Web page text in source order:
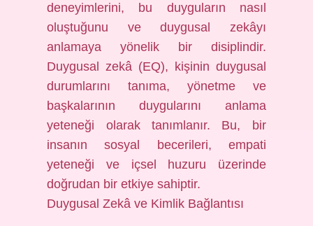
deneyimlerini, bu duyguların nasıl
oluştuğunu ve duygusal zekâyı
anlamaya yönelik bir disiplindir.
Duygusal zekâ (EQ), kişinin duygusal
durumlarını tanıma, yönetme ve
başkalarının duygularını anlama
yeteneği olarak tanımlanır. Bu, bir
insanın sosyal becerileri, empati
yeteneği ve içsel huzuru üzerinde
doğrudan bir etkiye sahiptir.
Duygusal Zekâ ve Kimlik Bağlantısı